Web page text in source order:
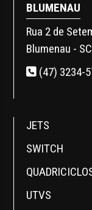
BLUMENAU
Rua 2 de
Blumenau - SC
(47) 3234-
JETS
SWITCH
UTVS